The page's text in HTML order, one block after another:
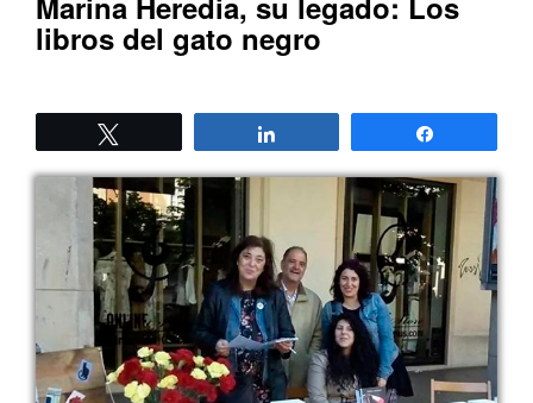
libros del gato negro